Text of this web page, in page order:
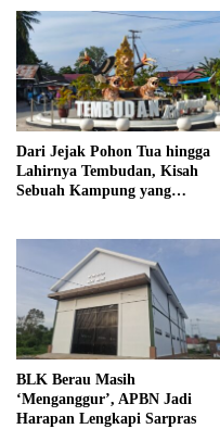
Dari Jejak Pohon Tua hingga
Lahirnya Tembudan, Kisah
Sebuah Kampung yang
BLK Berau Masih
‘Menganggur’, APBN Jadi
Harapan Lengkapi Sarpras